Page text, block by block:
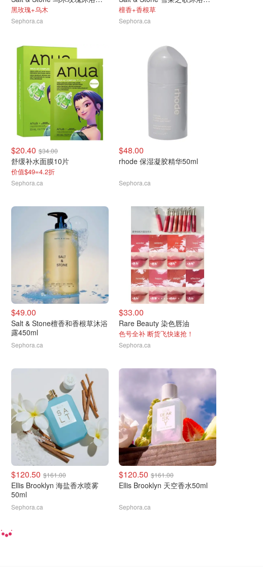
黑玫瑰+乌木
Sephora.ca
檀香+香根草
Sephora.ca
$20.40 $34.00
舒缓补水面膜10片
价值$49=4.2折
Sephora.ca
$48.00
rhode 保湿凝胶精华50ml
Sephora.ca
$49.00
Salt & Stone檀香和香根草沐浴
露450ml
Sephora.ca
$33.00
Rare Beauty 染色唇油
色号全补 断货飞快速抢！
Sephora.ca
$120.50 $161.00
Ellis Brooklyn 海盐香水喷雾
50ml
Sephora.ca
$120.50 $161.00
Ellis Brooklyn 天空香水50ml
Sephora.ca